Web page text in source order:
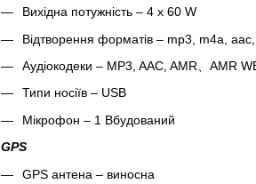
Вихідна потужність – 4 x 60 W
Відтворення форматів – mp3, m4a,
Аудіокодеки – MP3, AAC, AMR、AMR
Типи носіїв – USB
Мікрофон – 1 Вбудований
GPS
GPS антена – виносна